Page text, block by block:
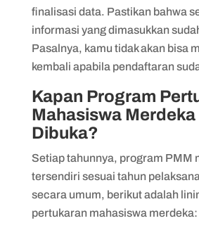
finalisasi data. Pastikan bahwa
informasi yang dimasukkan
Pasalnya, kamu tidak akan bisa
kembali apabila pendaftaran
Kapan Program
Mahasiswa Merdeka
Dibuka?
Setiap tahunnya, program PMM
tersendiri sesuai tahun
secara umum, berikut adalah
pertukaran mahasiswa merdeka: